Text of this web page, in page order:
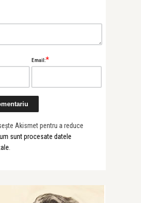
Email:*
Akismet pentru a reduce
sunt procesate datele